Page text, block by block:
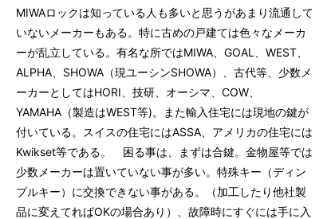
MIWAロックは知っている人も多いと思うがあまり流通して
いないメーカーもある。特に古めの戸建ては色々なメーカ
ーが乱立している。有名な所ではMIWA、GOAL、WEST、
ALPHA、SHOWA（現ユーシンSHOWA）、古代等、少数メ
ーカーとしてはHORI、技研、オーシマ、COW、
YAMAHA（製造はWEST等)。また輸入住宅には現地の鍵が
付いている。スイスの住宅にはASSA、アメリカの住宅には
Kwikset等である。 困る事は、まずは合鍵。金物屋等では
少数メーカーは置いていない事が多い。特殊キー（ディン
プルキー）に交換できない事がある。（加工したり他社製
品に変えてればOKの場合あり）、故障時にすぐには手に入